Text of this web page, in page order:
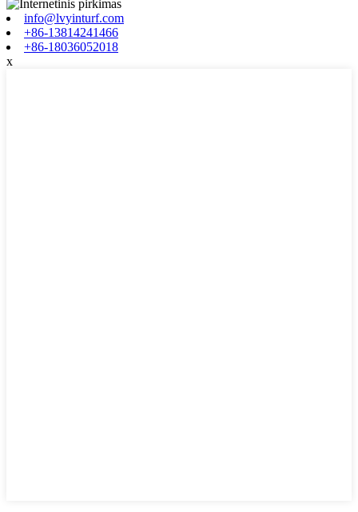
info@lvyinturf.com
+86-13814241466
+86-18036052018
x